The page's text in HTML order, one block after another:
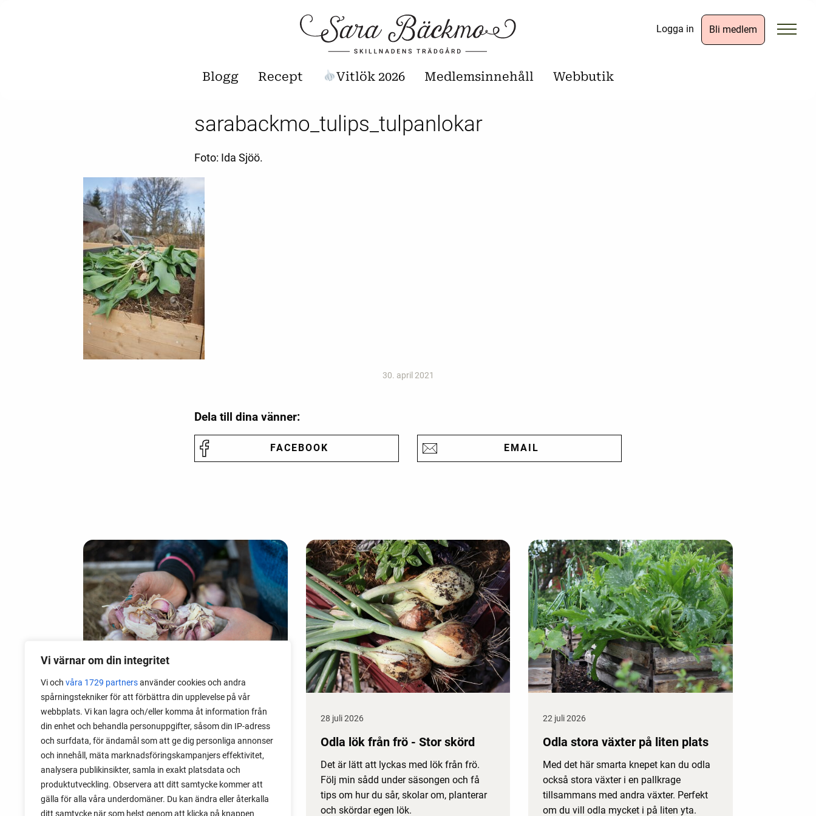
Vi värnar om din integritet
Vi och våra 1729 partnersanvänder cookies och andra
spårningstekniker för att förbättra din upplevelse på vår
webbplats. Vi kan lagra och/eller komma åt information från
din enhet och behandla personuppgifter, såsom din IP-adress
och surfdata, för ändamål som att ge dig personliga annonser
och innehåll, mäta marknadsföringskampanjers effektivitet,
analysera publikinsikter, samla in exakt platsdata och
produktutveckling. Observera att ditt samtycke kommer att
gälla för alla våra underdomäner. Du kan ändra eller återkalla
ditt samtycke när som helst genom att klicka på knappen
Logga in Bli medlem
Blogg Recept Vitlök 2026 Medlemsinnehåll Webbutik
sarabackmo_tulips_tulpanlokar
Foto: Ida Sjöö.
30. april 2021
Dela till dina vänner:
FACEBOOK EMAIL
06 augusti 2026
Sätta vitlök på våren i Sverige
Om du har tur med vädret kan det gå fint
att sätta vitlök också på våren. Men
tillförlitligast är att sätta vitlök på hösten
och vintern.
28 juli 2026
Odla lök från frö - Stor skörd
Det är lätt att lyckas med lök från frö.
Följ min sådd under säsongen och få
tips om hur du sår, skolar om, planterar
och skördar egen lök.
22 juli 2026
Odla stora växter på liten plats
Med det här smarta knepet kan du odla
också stora växter i en pallkrage
tillsammans med andra växter. Perfekt
om du vill odla mycket i på liten yta.